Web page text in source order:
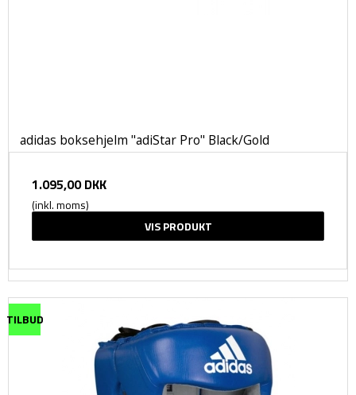
adidas boksehjelm "adiStar Pro" Black/Gold
1.095,00 DKK
(inkl. moms)
VIS PRODUKT
TILBUD